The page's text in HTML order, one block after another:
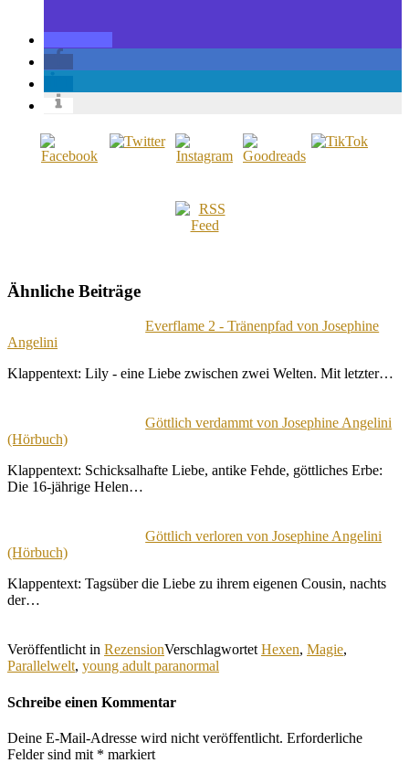
Ähnliche Beiträge
Everflame 2 - Tränenpfad von Josephine
Angelini
Klappentext: Lily - eine Liebe zwischen zwei Welten. Mit letzter…
Göttlich verdammt von Josephine Angelini
(Hörbuch)
Klappentext: Schicksalhafte Liebe, antike Fehde, göttliches Erbe:
Die 16-jährige Helen…
Göttlich verloren von Josephine Angelini
(Hörbuch)
Klappentext: Tagsüber die Liebe zu ihrem eigenen Cousin, nachts
der…
Veröffentlicht in RezensionVerschlagwortet Hexen, Magie,
Parallelwelt, young adult paranormal
Schreibe einen Kommentar
Deine E-Mail-Adresse wird nicht veröffentlicht. Erforderliche
Felder sind mit * markiert